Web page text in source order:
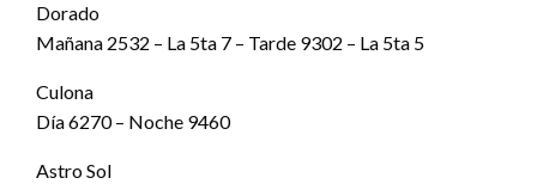
Dorado
Mañana 2532 – La 5ta 7 – Tarde 9302 – La 5ta 5
Culona
Día 6270 – Noche 9460
Astro Sol